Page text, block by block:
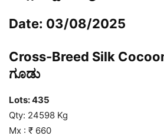
Date: 03/08/2025
Cross-Breed Silk
ಗೂಡು
Lots: 435
Qty: 24598 Kg
Mx : ₹ 660